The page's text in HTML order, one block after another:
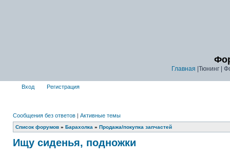
Главная |Тюнинг |
Вход Регистрация
Сообщения без ответов | Активные темы
Список форумов » Барахолка » Продажа/покупка запчастей
Ищу сиденья, подножки